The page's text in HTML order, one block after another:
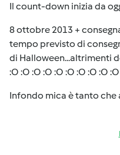
Il count-down inizia da
8 ottobre 2013 +
tempo previsto di
di Halloween...altrimenti
:O :O :O :O :O :O :O :O :O
Infondo mica è tanto che